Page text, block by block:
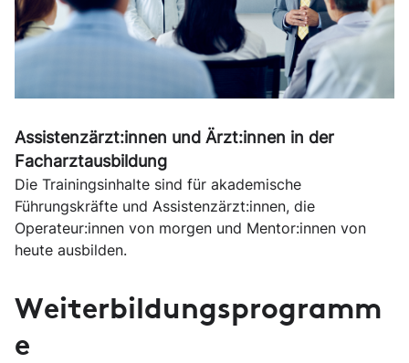
Assistenzärzt:innen und Ärzt:innen in der
Facharztausbildung
Die Trainingsinhalte sind für akademische
Führungskräfte und Assistenzärzt:innen, die
Operateur:innen von morgen und Mentor:innen von
heute ausbilden.
Weiterbildungsprogramm
e